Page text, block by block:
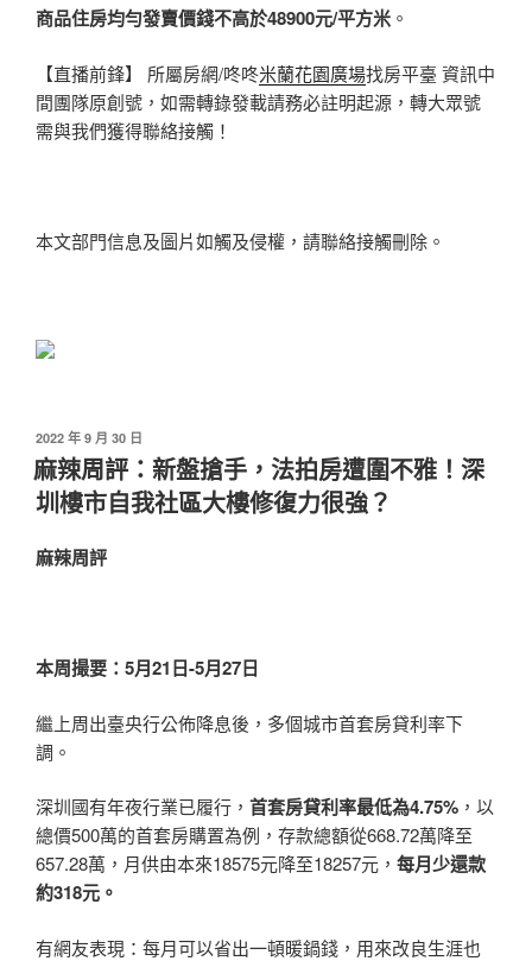
商品住房均勻發賣價錢不高於48900元/平方米 。
【直播前鋒】 所屬房網/咚咚米蘭花園廣場找房平臺 資訊中
間團隊原創號，如需轉錄發載請務必註明起源，轉大眾號
需與我們獲得聯絡接觸！
本文部門信息及圖片如觸及侵權，請聯絡接觸刪除。
發
佈
於
2022 年 9 月 30 日
麻辣周評：新盤搶手，法拍房遭圍不雅！深
圳樓市自我社區大樓修復力很強？
麻辣周評
本周撮要：5月21日-5月27日
繼上周出臺央行公佈降息後，多個城市首套房貸利率下
調。
深圳國有年夜行業已履行， 首套房貸利率最低為4.75% ，以
總價500萬的首套房購置為例，存款總額從668.72萬降至
657.28萬，月供由本來18575元降至18257元， 每月少還款
約318元。
有網友表現：每月可以省出一頓暖鍋錢，用來改良生涯也